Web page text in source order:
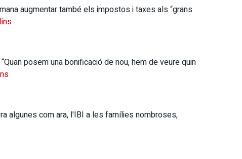
augmentar també els impostos i taxes als “grans
posem una bonificació de nou, hem de veure quin
algunes com ara, l'IBI a les famílies nombroses,